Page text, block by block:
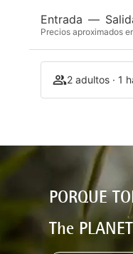
Entrada —
Precios aproximados
2 adultos · 1
PORQUE
The